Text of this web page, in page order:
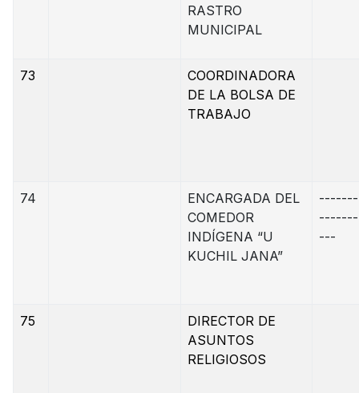
RASTRO
MUNICIPAL
73
COORDINADORA
DE LA BOLSA DE
TRABAJO
74
ENCARGADA DEL
COMEDOR
INDÍGENA “U
KUCHIL JANA”
-------
-------
---
75
DIRECTOR DE
ASUNTOS
RELIGIOSOS